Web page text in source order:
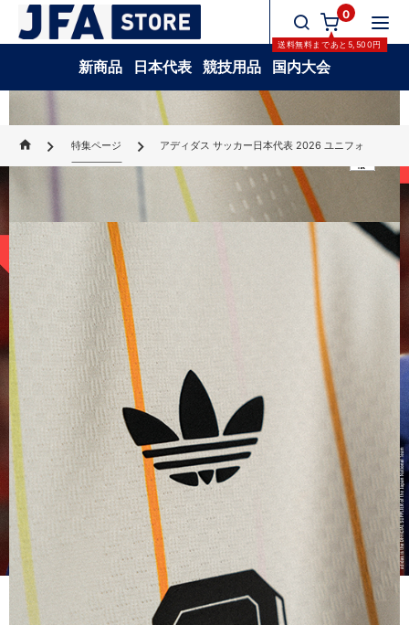
0
送料無料まであと 5,500円
新商品 日本代表 競技用品 国内大会
特集ページ アディダス サッカー日本代表 2026 ユニフォーム特集
HOME
アディダス サッカー日本代表 2026 ホーム レプリカ ユニフォ
ーム
13,200
ご購入はこちら
アディダス サッカー日本代表 2026 ホーム レプリカ ユニフォ
ーム 長袖
14,300
ご購入はこちら